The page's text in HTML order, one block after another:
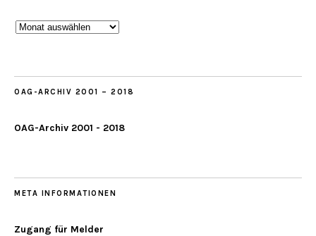
Beobachtungen
OAG-ARCHIV 2001 – 2018
OAG-Archiv 2001 - 2018
META INFORMATIONEN
Zugang für Melder